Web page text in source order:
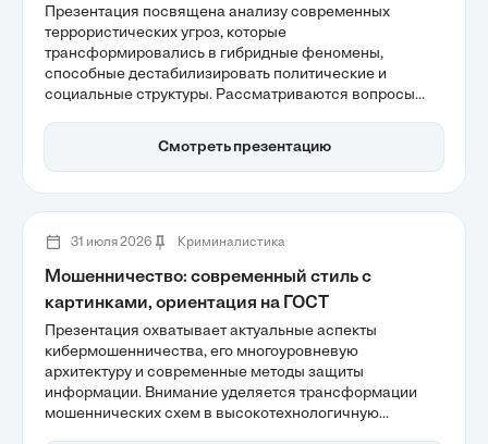
Презентация посвящена анализу современных
террористических угроз, которые
трансформировались в гибридные феномены,
способные дестабилизировать политические и
социальные структуры. Рассматриваются вопросы
технологической конвергенции на методы
противодействия. Также подчеркивается, как
экстремизмом.
Смотреть презентацию
31 июля 2026 Криминалистика
Мошенничество: современный стиль с
картинками, ориентация на ГОСТ
Презентация охватывает актуальные аспекты
кибермошенничества, его многоуровневую
архитектуру и современные методы защиты
информации. Внимание уделяется трансформации
мошеннических схем в высокотехнологичную